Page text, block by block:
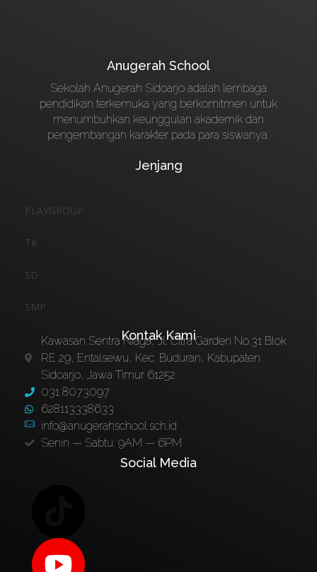
Anugerah School
Sekolah Anugerah Sidoarjo adalah lembaga
pendidikan terkemuka yang berkomitmen untuk
menumbuhkan keunggulan akademik dan
pengembangan karakter pada para siswanya.
Jenjang
PLAYGROUP
TK
SD
SMP
Kontak Kami
Kawasan Sentra Niaga, Jl. Citra Garden No.31 Blok
RE 29, Entalsewu, Kec. Buduran, Kabupaten
Sidoarjo, Jawa Timur 61252
031 8073097
628113338633
info@anugerahschool.sch.id
Senin — Sabtu: 9AM — 6PM
Social Media